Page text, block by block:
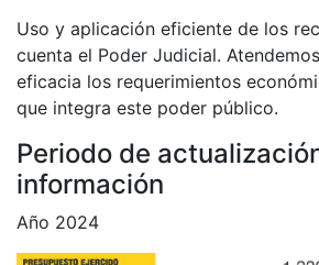
Uso y aplicación eficiente de los
cuenta el Poder Judicial.
eficacia los requerimientos
que integra este poder público.
Periodo de
información
Año 2024